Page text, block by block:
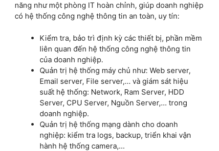
năng như một phòng IT hoàn chỉnh, giúp doanh nghiệp
có hệ thống công nghệ thông tin an toàn, uy tín:
Kiểm tra, bảo trì định kỳ các thiết bị, phần mềm
liên quan đến hệ thống công nghệ thông tin
của doanh nghiệp.
Quản trị hệ thống máy chủ như: Web server,
Email server, File server,… và giám sát hiệu
suất hệ thống: Network, Ram Server, HDD
Server, CPU Server, Nguồn Server,… trong
doanh nghiệp.
Quản trị hệ thống mạng dành cho doanh
nghiệp: kiểm tra logs, backup, triển khai vận
hành hệ thống camera,…